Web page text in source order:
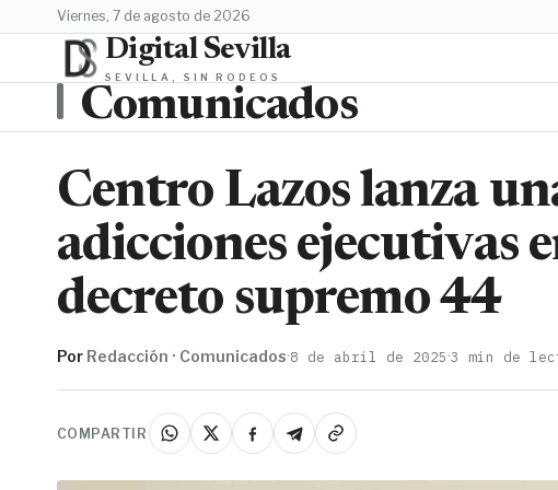
viernes, 7 de agosto de 2026
Digital Sevilla
SEVILLA, SIN RODEOS
Comunicados
Centro Lazos lanza
adicciones ejecutivas
decreto supremo 44
Por Redacción · Comunicados·8 de abril de 2025·3 min de
COMPARTIR